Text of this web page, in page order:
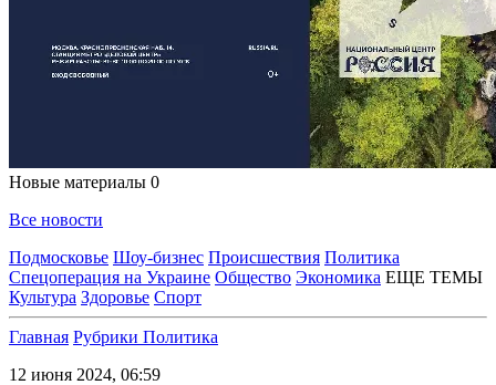
Новые материалы 0
Все новости
Подмосковье Шоу-бизнес Происшествия Политика
Спецоперация на Украине Общество Экономика ЕЩЕ ТЕМЫ
Культура Здоровье Спорт
Главная Рубрики Политика
12 июня 2024, 06:59